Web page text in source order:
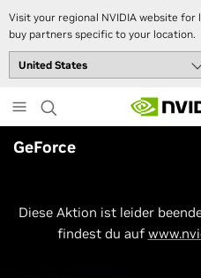
Visit your regional NVIDIA website
buy partners specific to your location.
to
main
content
GeForce
Diese Aktion ist leider
findest du auf